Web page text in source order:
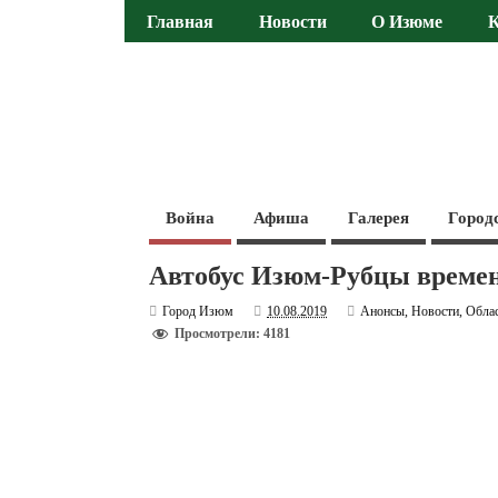
Главная Новости О Изюме
Война Афиша Галерея
Автобус Изюм-Рубцы
Город Изюм 10.08.2019 Анонсы,Новости,
Просмотрели: 4181